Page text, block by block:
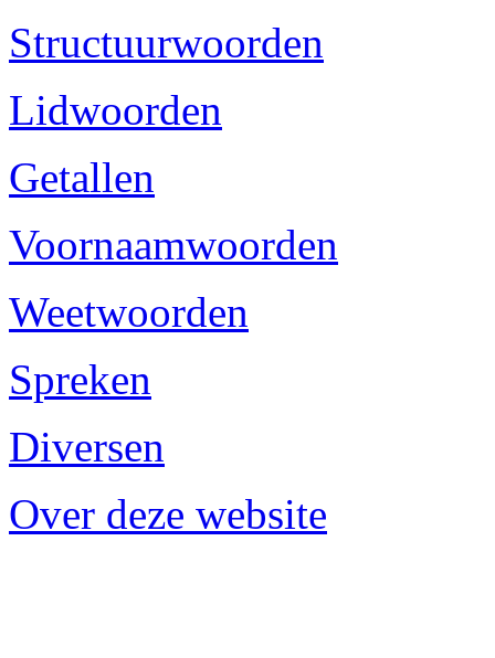
Structuurwoorden
Lidwoorden
Getallen
Voornaamwoorden
Weetwoorden
Spreken
Diversen
Over deze website